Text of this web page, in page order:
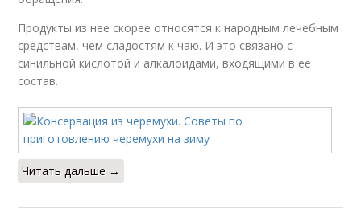
Продукты из нее скорее относятся к народным лечебным
средствам, чем сладостям к чаю. И это связано с
синильной кислотой и алкалоидами, входящими в ее
состав.
Читать дальше →